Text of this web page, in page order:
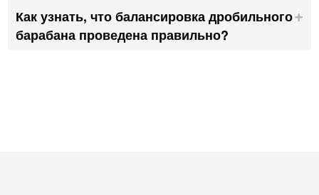
Как узнать, что балансировка дробильного
барабана проведена правильно?